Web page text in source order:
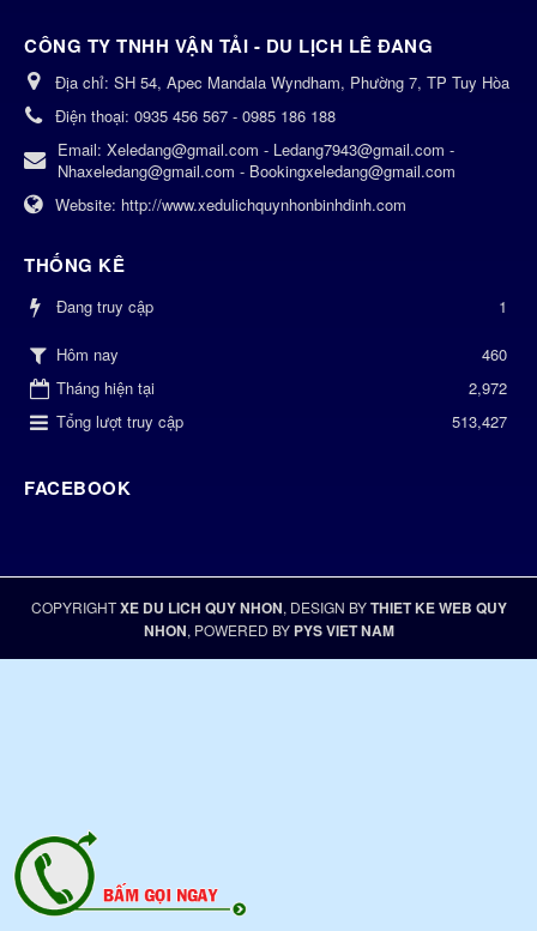
CÔNG TY TNHH VẬN TẢI - DU LỊCH LÊ ĐANG
Địa chỉ: SH 54, Apec Mandala Wyndham, Phường 7, TP Tuy Hòa
Điện thoại: 0935 456 567 - 0985 186 188
Email: Xeledang@gmail.com - Ledang7943@gmail.com -
Nhaxeledang@gmail.com - Bookingxeledang@gmail.com
Website: http://www.xedulichquynhonbinhdinh.com
THỐNG KÊ
Đang truy cập 1
Hôm nay
460
Tháng hiện tại
2,972
Tổng lượt truy cập
513,427
FACEBOOK
COPYRIGHTXE DU LICH QUY NHON, DESIGN BYTHIET KE WEB QUY
NHON, POWERED BY PYS VIET NAM